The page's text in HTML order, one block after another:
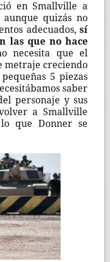
en Smallville a
quizás no
adecuados,sí
las que no hace
necesita que el
metraje creciendo
5 piezas
saber
personaje y sus
a Smallville
que Donner se